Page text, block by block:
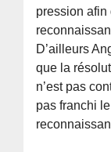
pression afin
D’ailleurs
que la
n’est pas
pas franchi